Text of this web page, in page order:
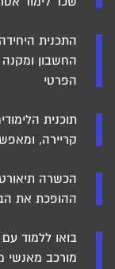
התכנית
החשבון ומקנה
הפרטי
תוכנית
קריירה,
הכשרה
ההופכת את
בואו ללמוד
מורכב מאנשי